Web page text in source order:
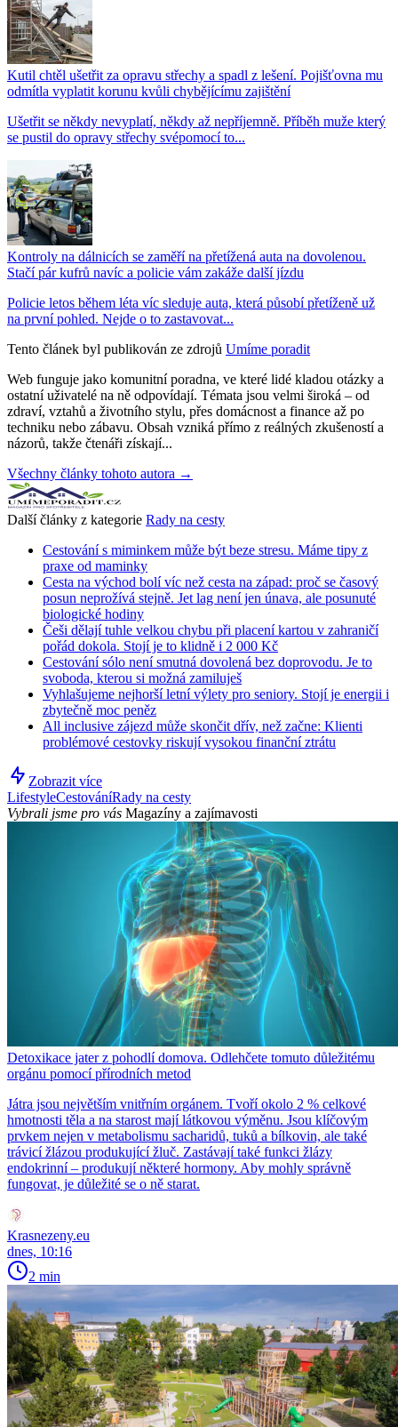
Kutil chtěl ušetřit za opravu střechy a spadl z lešení. Pojišťovna mu
odmítla vyplatit korunu kvůli chybějícímu zajištění
Ušetřit se někdy nevyplatí, někdy až nepříjemně. Příběh muže který
se pustil do opravy střechy svépomocí to...
Kontroly na dálnicích se zaměří na přetížená auta na dovolenou.
Stačí pár kufrů navíc a policie vám zakáže další jízdu
Policie letos během léta víc sleduje auta, která působí přetíženě už
na první pohled. Nejde o to zastavovat...
Tento článek byl publikován ze zdrojů Umíme poradit
Web funguje jako komunitní poradna, ve které lidé kladou otázky a
ostatní uživatelé na ně odpovídají. Témata jsou velmi široká – od
zdraví, vztahů a životního stylu, přes domácnost a finance až po
techniku nebo zábavu. Obsah vzniká přímo z reálných zkušeností a
názorů, takže čtenáři získají...
Všechny články tohoto autora →
Další články z kategorie Rady na cesty
Cestování s miminkem může být beze stresu. Máme tipy z
praxe od maminky
Cesta na východ bolí víc než cesta na západ: proč se časový
posun neprožívá stejně. Jet lag není jen únava, ale posunuté
biologické hodiny
Češi dělají tuhle velkou chybu při placení kartou v zahraničí
pořád dokola. Stojí je to klidně i 2 000 Kč
Cestování sólo není smutná dovolená bez doprovodu. Je to
svoboda, kterou si možná zamiluješ
Vyhlašujeme nejhorší letní výlety pro seniory. Stojí je energii i
zbytečně moc peněz
All inclusive zájezd může skončit dřív, než začne: Klienti
problémové cestovky riskují vysokou finanční ztrátu
Zobrazit více
LifestyleCestováníRady na cesty
Vybrali jsme pro vás Magazíny a zajímavosti
Detoxikace jater z pohodlí domova. Odlehčete tomuto důležitému
orgánu pomocí přírodních metod
Játra jsou největším vnitřním orgánem. Tvoří okolo 2 % celkové
hmotnosti těla a na starost mají látkovou výměnu. Jsou klíčovým
prvkem nejen v metabolismu sacharidů, tuků a bílkovin, ale také
trávicí žlázou produkující žluč. Zastávají také funkci žlázy
endokrinní – produkují některé hormony. Aby mohly správně
fungovat, je důležité se o ně starat.
Krasnezeny.eu
dnes, 10:16
2 min